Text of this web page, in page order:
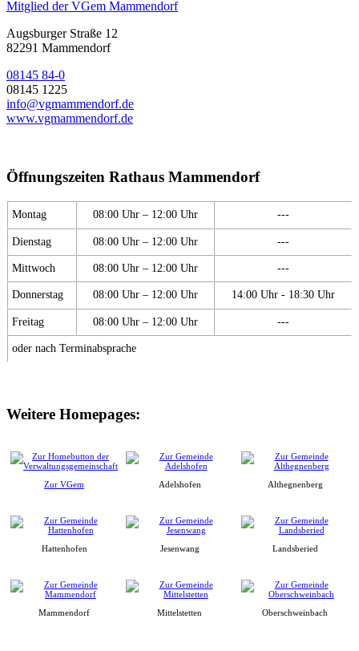
Mitglied der VGem Mammendorf
Augsburger Straße 12
82291 Mammendorf
08145 84-0
08145 1225
info@vgmammendorf.de
www.vgmammendorf.de
Öffnungszeiten Rathaus Mammendorf
Montag 08:00 Uhr – 12:00 Uhr ---
Dienstag 08:00 Uhr – 12:00 Uhr ---
Mittwoch 08:00 Uhr – 12:00 Uhr ---
Donnerstag 08:00 Uhr – 12:00 Uhr 14:00 Uhr - 18:30 Uhr
Freitag 08:00 Uhr – 12:00 Uhr ---
oder nach Terminabsprache
Weitere Homepages:
Zur VGem Adelshofen Althegnenberg
Hattenhofen Jesenwang Landsberied
Mammendorf Mittelstetten Oberschweinbach